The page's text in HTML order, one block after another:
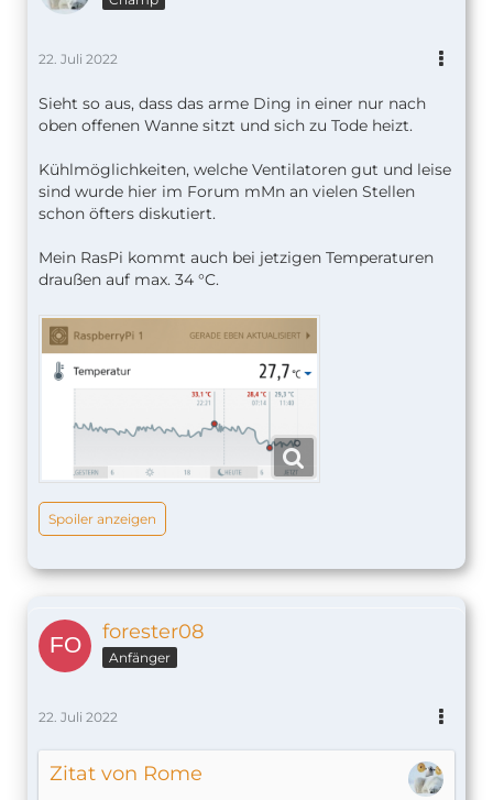
22. Juli 2022
Sieht so aus, dass das arme Ding in einer nur nach
oben offenen Wanne sitzt und sich zu Tode heizt.
Kühlmöglichkeiten, welche Ventilatoren gut und leise
sind wurde hier im Forum mMn an vielen Stellen
schon öfters diskutiert.
Mein RasPi kommt auch bei jetzigen Temperaturen
draußen auf max. 34 °C.
Spoiler anzeigen
forester08
Anfänger
22. Juli 2022
Zitat von Rome